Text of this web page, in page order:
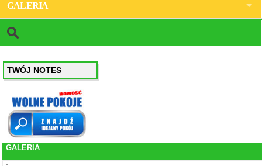
GALERIA
TWÓJ NOTES
GALERIA